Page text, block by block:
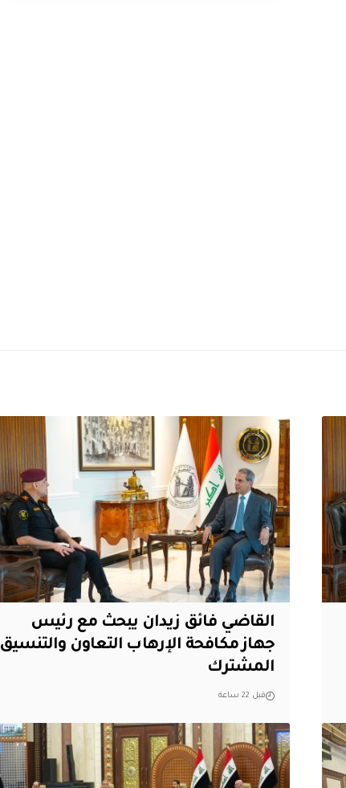
القاضي فائق زيدان يبحث مع رئيس
جهاز مكافحة الإرهاب التعاون والتنسيق
المشترك
قبل 22 ساعة